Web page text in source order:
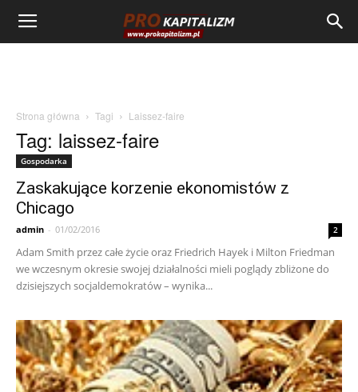
Strona główna Tagi Laissez-faire
Tag: laissez-faire
Gospodarka
Zaskakujące korzenie ekonomistów z
Chicago
admin - 01/02/2016 2
Adam Smith przez całe życie oraz Friedrich Hayek i Milton Friedman
we wczesnym okresie swojej działalności mieli poglądy zbliżone do
dzisiejszych socjaldemokratów – wynika...